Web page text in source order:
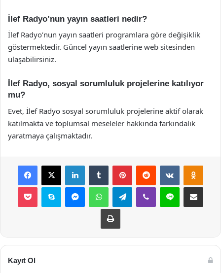
İlef Radyo’nun yayın saatleri nedir?
İlef Radyo’nun yayın saatleri programlara göre değişiklik
göstermektedir. Güncel yayın saatlerine web sitesinden
ulaşabilirsiniz.
İlef Radyo, sosyal sorumluluk projelerine katılıyor
mu?
Evet, İlef Radyo sosyal sorumluluk projelerine aktif olarak
katılmakta ve toplumsal meseleler hakkında farkındalık
yaratmaya çalışmaktadır.
Facebook
X LinkedInTumblr PinterestReddit VKontakte
Pocket Skype MessengerWhatsAppTelegramViber Line E-Posta ile
Yazdır
Kayıt Ol